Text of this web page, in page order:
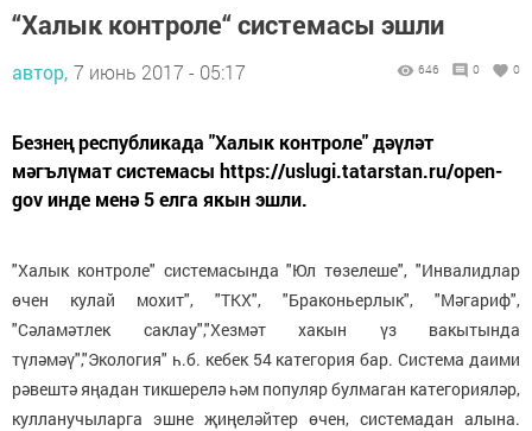
“Халык контроле“ системасы эшли
автор, 7 июнь 2017 - 05:17 646 0 0
Безнең республикада "Халык контроле" дәүләт
мәгълүмат системасы https://uslugi.tatarstan.ru/open-
gov инде менә 5 елга якын эшли.
"Халык контроле" системасында "Юл төзелеше", "Инвалидлар
өчен кулай мохит", "ТКХ", "Браконьерлык", "Мәгариф",
"Сәламәтлек саклау","Хезмәт хакын үз вакытында
түләмәү","Экология" һ.б. кебек 54 категория бар. Система даими
рәвештә яңадан тикшерелә һәм популяр булмаган категорияләр,
кулланучыларга эшне җиңеләйтер өчен, системадан алына.